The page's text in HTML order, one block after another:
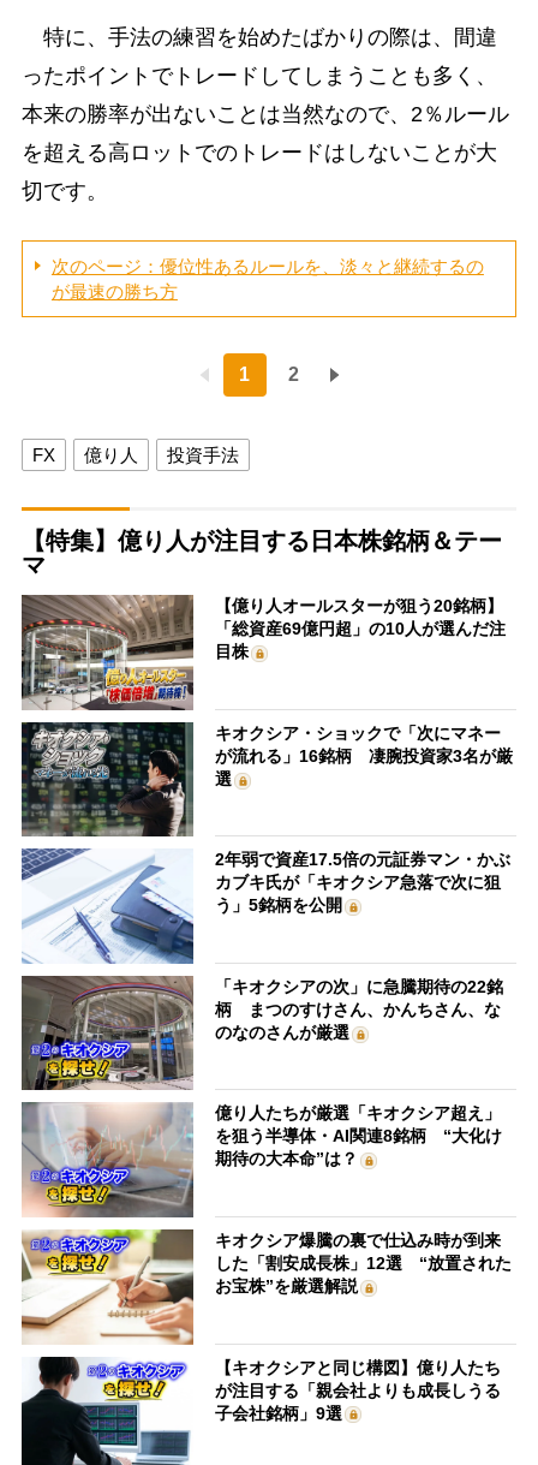
特に、手法の練習を始めたばかりの際は、間違
ったポイントでトレードしてしまうことも多く、
本来の勝率が出ないことは当然なので、2％ルール
を超える高ロットでのトレードはしないことが大
切です。
次のページ：優位性あるルールを、淡々と継続するの
が最速の勝ち方
1 2
FX 億り人 投資手法
【特集】億り人が注目する日本株銘柄＆テー
マ
【億り人オールスターが狙う20銘柄】
「総資産69億円超」の10人が選んだ注
目株
キオクシア・ショックで「次にマネー
が流れる」16銘柄 凄腕投資家3名が厳
選
2年弱で資産17.5倍の元証券マン・かぶ
カブキ氏が「キオクシア急落で次に狙
う」5銘柄を公開
「キオクシアの次」に急騰期待の22銘
柄 まつのすけさん、かんちさん、な
のなのさんが厳選
億り人たちが厳選「キオクシア超え」
を狙う半導体・AI関連8銘柄 “大化け
期待の大本命”は？
キオクシア爆騰の裏で仕込み時が到来
した「割安成長株」12選 “放置された
お宝株”を厳選解説
【キオクシアと同じ構図】億り人たち
が注目する「親会社よりも成長しうる
子会社銘柄」9選